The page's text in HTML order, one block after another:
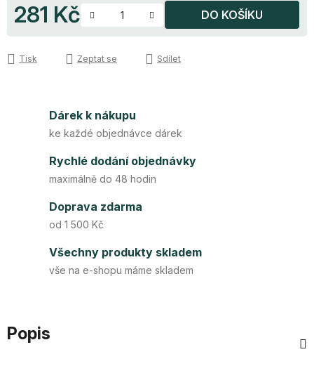
281 Kč DO KOŠÍKU
Tisk Zeptat se Sdílet
Dárek k nákupu
ke každé objednávce dárek
Rychlé dodání objednávky
maximálně do 48 hodin
Doprava zdarma
od 1 500 Kč
Všechny produkty skladem
vše na e-shopu máme skladem
Popis